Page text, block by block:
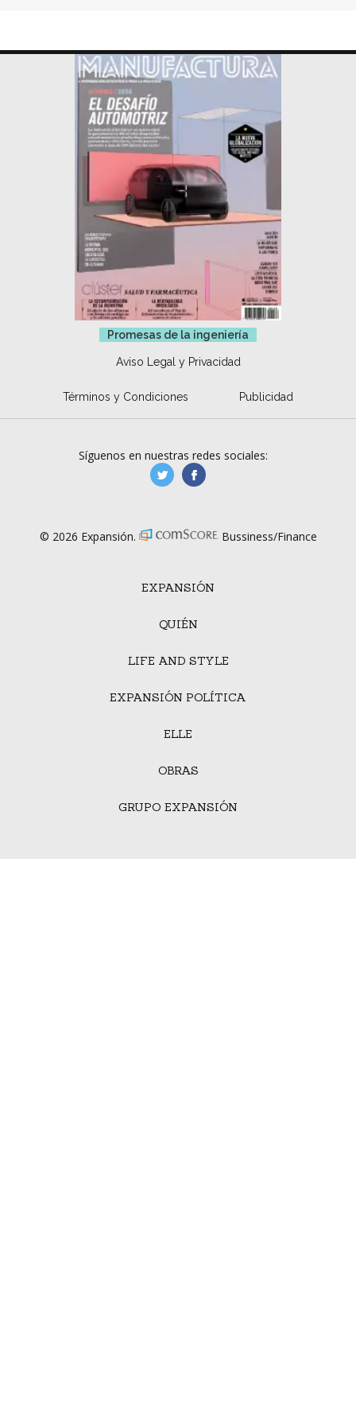
Promesas de la ingeniería
Aviso Legal y Privacidad
Términos y Condiciones Publicidad
EXPANSIÓN
QUIÉN
LIFE AND STYLE
EXPANSIÓN POLÍTICA
ELLE
OBRAS
GRUPO EXPANSIÓN
Síguenos en nuestras redes sociales:
manufacturaGE
© 2026 Expansión. Bussiness/Finance